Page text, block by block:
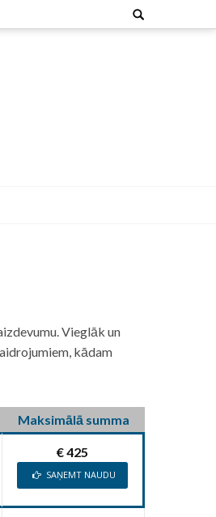
Search
for:
Vieglāk un
kādam
Maksimālā summa
€ 425
SAŅEMT NAUDU